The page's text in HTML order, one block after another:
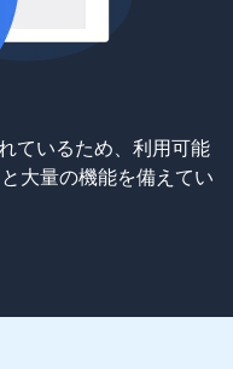
ているため、利用可能
大量の機能を備えてい